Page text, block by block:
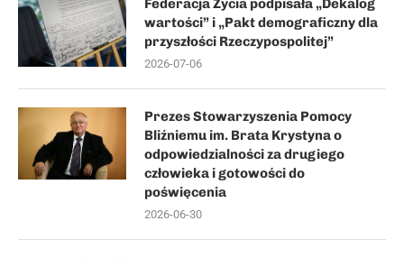
Federacja Życia podpisała „Dekalog
wartości” i „Pakt demograficzny dla
przyszłości Rzeczypospolitej”
2026-07-06
Prezes Stowarzyszenia Pomocy
Bliźniemu im. Brata Krystyna o
odpowiedzialności za drugiego
człowieka i gotowości do
poświęcenia
2026-06-30